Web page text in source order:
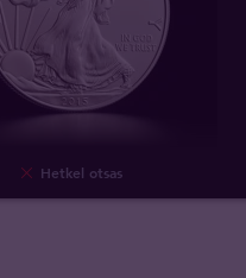
Hetkel otsas